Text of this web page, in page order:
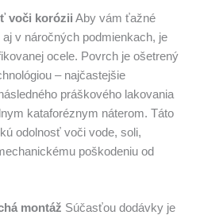
voči korózii Aby vám ťažné
v náročných podmienkach, je
ocele. Povrch je ošetrený
– najčastejšie
práškového lakovania
kataforéznym náterom. Táto
odolnosť voči vode, soli,
poškodeniu od
montáž Súčasťou dodávky je